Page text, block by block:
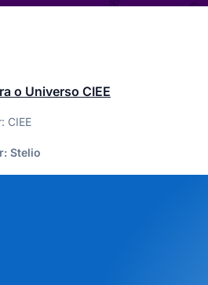
o Universo CIEE
CIEE
Stelio